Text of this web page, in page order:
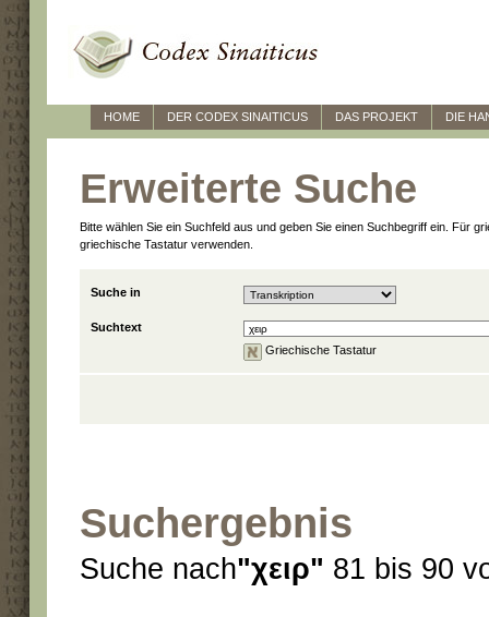
HOME DER CODEX SINAITICUS DAS PROJEKT DIE
Erweiterte Suche
Bitte wählen Sie ein Suchfeld aus und geben Sie einen Suchbegriff ein. Für
griechische Tastatur verwenden.
Suche in
Suchtext
Griechische Tastatur
Suchergebnis
Suche nach"χειρ" 81 bis 90